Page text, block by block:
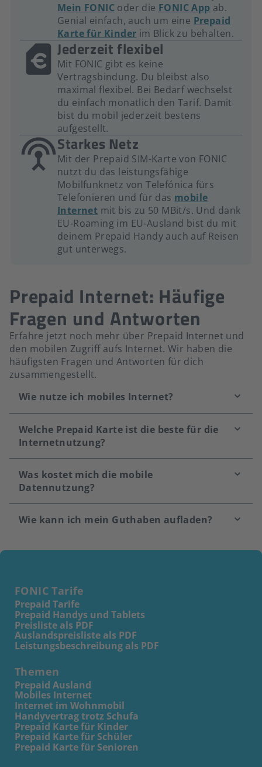
Mein FONIC oder die FONIC App ab.
Genial einfach, auch um eine Prepaid
Karte für Kinder im Blick zu behalten.
Jederzeit flexibel
Mit FONIC gibt es keine
Vertragsbindung. Du bleibst also
maximal flexibel. Bei Bedarf wechselst
du einfach monatlich den Tarif. Damit
bist du mobil jederzeit bestens
aufgestellt.
Starkes Netz
Mit der Prepaid SIM-Karte von FONIC
nutzt du das leistungsfähige
Mobilfunknetz von Telefónica fürs
Telefonieren und für das mobile
Internet mit bis zu 50 MBit/s. Und dank
EU-Roaming im EU-Ausland bist du mit
deinem Prepaid Handy auch auf Reisen
gut unterwegs.
Prepaid Internet: Häufige
Fragen und Antworten
Erfahre jetzt noch mehr über Prepaid Internet und
den mobilen Zugriff aufs Internet. Wir haben die
häufigsten Fragen und Antworten für dich
zusammengestellt.
Wie nutze ich mobiles Internet?
Welche Prepaid Karte ist die beste für die
Internetnutzung?
Was kostet mich die mobile
Datennutzung?
Wie kann ich mein Guthaben aufladen?
FONIC Tarife
Prepaid Tarife
Prepaid Handys und Tablets
Preisliste als PDF
Auslandspreisliste als PDF
Leistungsbeschreibung als PDF
Themen
Prepaid Ausland
Mobiles Internet
Internet im Wohnmobil
Handyvertrag trotz Schufa
Prepaid Karte für Kinder
Prepaid Karte für Schüler
Prepaid Karte für Senioren